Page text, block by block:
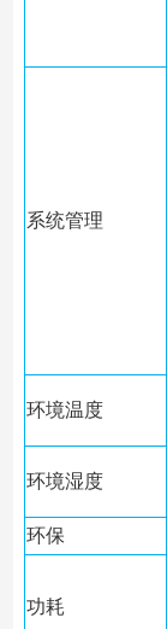
系统管理
环境温度
环境湿度
环保
功耗